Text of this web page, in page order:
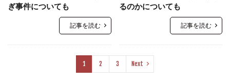
ぎ事件についても
記事を読む
るのかについても
記事を読む
1 2 3 Next